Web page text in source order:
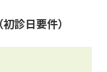
診日要件）